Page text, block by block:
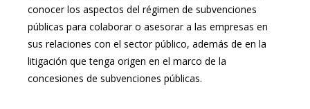
conocer los aspectos del régimen de subvenciones
públicas para colaborar o asesorar a las empresas en
sus relaciones con el sector público, además de en la
litigación que tenga origen en el marco de la
concesiones de subvenciones públicas.